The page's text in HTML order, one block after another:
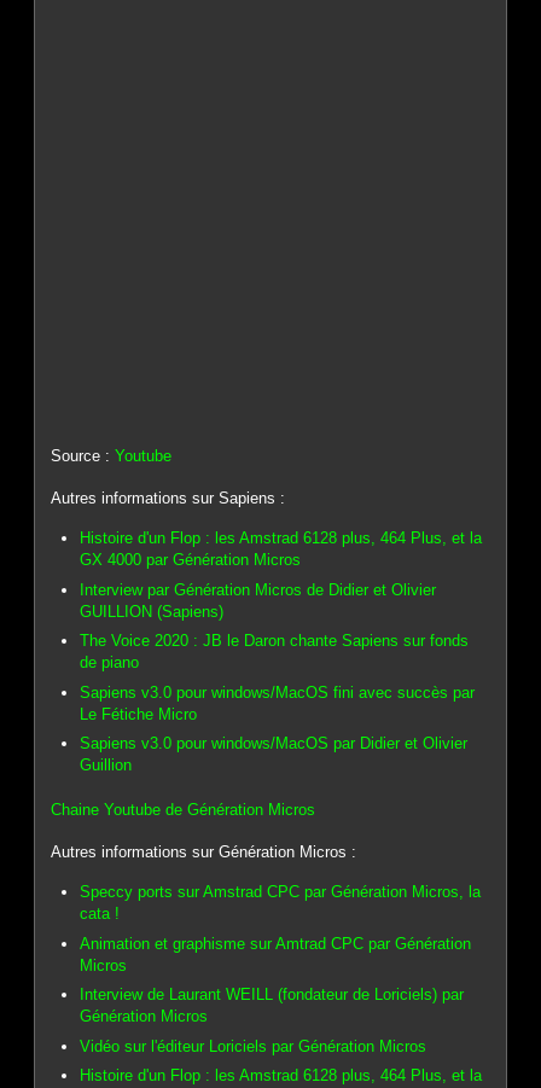
Source :Youtube
Autres informations sur Sapiens :
Histoire d'un Flop : les Amstrad 6128 plus, 464 Plus, et la
GX 4000 par Génération Micros
Interview par Génération Micros de Didier et Olivier
GUILLION (Sapiens)
The Voice 2020 : JB le Daron chante Sapiens sur fonds
de piano
Sapiens v3.0 pour windows/MacOS fini avec succès par
Le Fétiche Micro
Sapiens v3.0 pour windows/MacOS par Didier et Olivier
Guillion
Chaine Youtube de Génération Micros
Autres informations sur Génération Micros :
Speccy ports sur Amstrad CPC par Génération Micros, la
cata !
Animation et graphisme sur Amtrad CPC par Génération
Micros
Interview de Laurant WEILL (fondateur de Loriciels) par
Génération Micros
Vidéo sur l'éditeur Loriciels par Génération Micros
Histoire d'un Flop : les Amstrad 6128 plus, 464 Plus, et la